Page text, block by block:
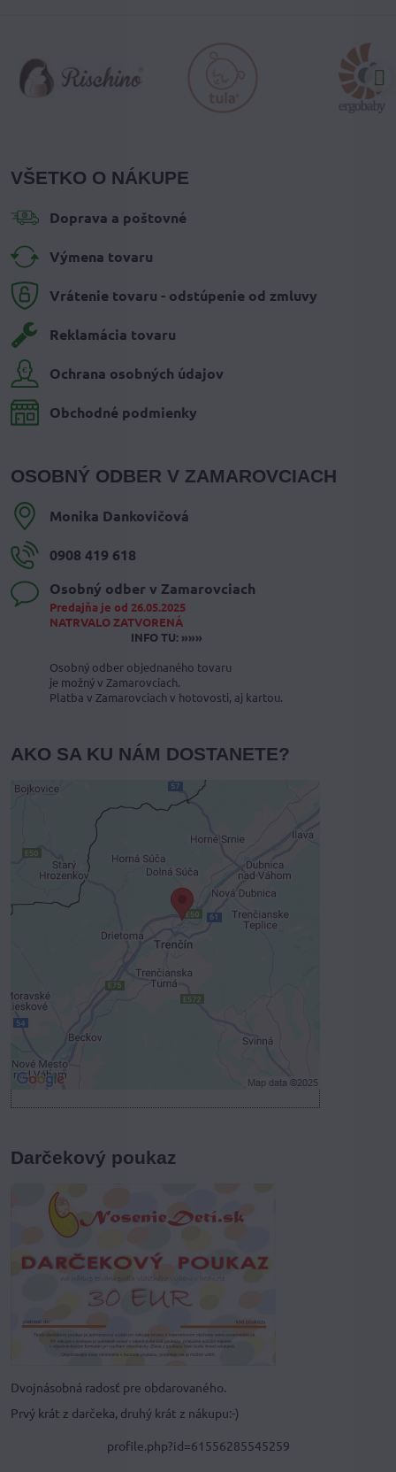
VŠETKO O NÁKUPE
Doprava a poštovné
Výmena tovaru
Vrátenie tovaru - odstúpenie od zmluvy
Reklamácia tovaru
Ochrana osobných údajov
Obchodné podmienky
OSOBNÝ ODBER V ZAMAROVCIACH
Monika Dankovičová
0908 419 618
Osobný odber v Zamarovciach
Predajňa je od 26.05.2025
NATRVALO ZATVORENÁ
INFO TU: »»»
Osobný odber objednaného tovaru
je možný v Zamarovciach.
Platba v Zamarovciach v hotovosti, aj kartou.
AKO SA KU NÁM DOSTANETE?
Externý obsah je blokovaný
Voľbami súkromia
Prajete si načítať externý obsah?
Povoliť tentokrát
Povoliť a zapamätať - súhlas s druhom
cookie: Funkčné
Darčekový poukaz
Dvojnásobná radosť pre obdarovaného.
Prvý krát z darčeka, druhý krát z nákupu:-)
profile.php?id=61556285545259